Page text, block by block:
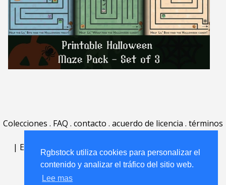
Rgbstock utiliza cookies para personalizar el
contenido y analizar el tráfico del sitio web.
Lee mas
Colecciones . FAQ . contacto . acuerdo de licencia . términos
| English | Deutsch| Español Português
Nederlands|